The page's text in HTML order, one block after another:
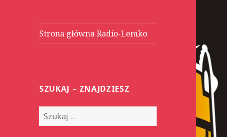
Strona główna Radio-Lemko
SZUKAJ – ZNAJDZIESZ
S
z